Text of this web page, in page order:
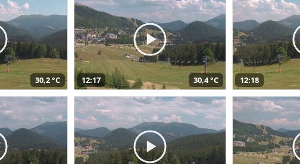
30,2 °C 12:17 30,4 °C 12:18